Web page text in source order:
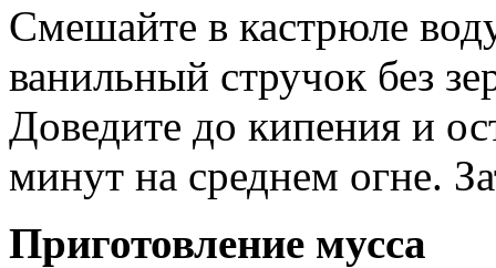
Смешайте в кастрюле
ванильный стручок без
Доведите до кипения и
минут на среднем огне.
Приготовление мусса